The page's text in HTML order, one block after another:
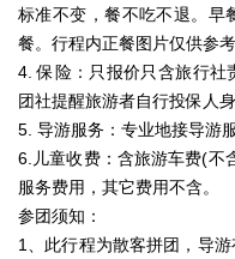
标准不变，餐不吃不退。早
餐。行程内正餐图片仅供参
4. 保险：只报价只含旅行社
团社提醒旅游者自行投保人
5. 导游服务：专业地接导游服
6.儿童收费：含旅游车费(不
服务费用，其它费用不含。
参团须知：
1、此行程为散客拼团，导